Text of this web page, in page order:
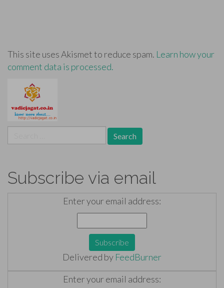
This site uses Akismet to reduce spam. Learn how your
comment data is processed.
for:
Subscribe via email
Enter your email address:
Delivered by FeedBurner
Enter your email address: